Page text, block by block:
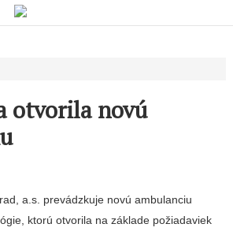
otvorila novú
a.s. prevádzkuje novú ambulanciu
ktorú otvorila na základe požiadaviek